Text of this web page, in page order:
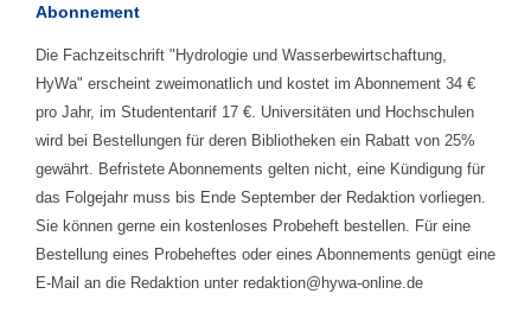
Abonnement
Die Fachzeitschrift "Hydrologie und Wasserbewirtschaftung,
HyWa" erscheint zweimonatlich und kostet im Abonnement 34 €
pro Jahr, im Studententarif 17 €. Universitäten und Hochschulen
wird bei Bestellungen für deren Bibliotheken ein Rabatt von 25%
gewährt. Befristete Abonnements gelten nicht, eine Kündigung für
das Folgejahr muss bis Ende September der Redaktion vorliegen.
Sie können gerne ein kostenloses Probeheft bestellen. Für eine
Bestellung eines Probeheftes oder eines Abonnements genügt eine
E-Mail an die Redaktion unter redaktion@hywa-online.de